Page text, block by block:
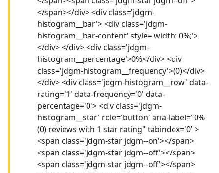
</span></div> <div class='jdgm-
histogram__bar'> <div class='jdgm-
histogram__bar-content' style='width: 0%;'>
</div> </div> <div class='jdgm-
histogram__percentage'>0%</div> <div
class='jdgm-histogram__frequency'>(0)</div>
</div> <div class='jdgm-histogram__row' data-
rating='1' data-frequency='0' data-
percentage='0'> <div class='jdgm-
histogram__star' role='button' aria-label="0%
(0) reviews with 1 star rating" tabindex='0' >
<span class='jdgm-star jdgm--on'></span>
<span class='jdgm-star jdgm--off'></span>
<span class='jdgm-star jdgm--off'></span>